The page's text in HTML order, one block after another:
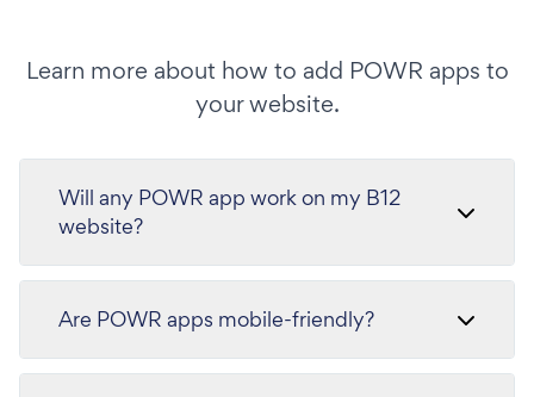
Learn more about how to add POWR apps to
your website.
Will any POWR app work on my B12
website?
Are POWR apps mobile-friendly?